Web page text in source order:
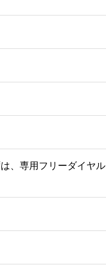
、専用フリーダイヤル